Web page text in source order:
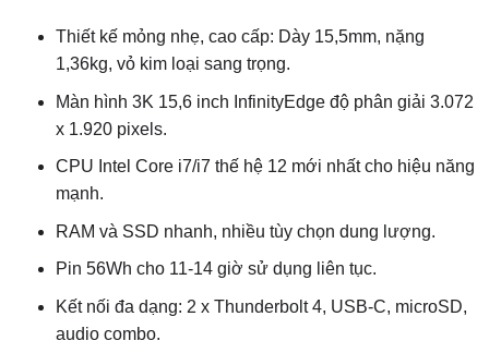
Thiết kế mỏng nhẹ, cao cấp: Dày 15,5mm, nặng
1,36kg, vỏ kim loại sang trọng.
Màn hình 3K 15,6 inch InfinityEdge độ phân giải 3.072
x 1.920 pixels.
CPU Intel Core i7/i7 thế hệ 12 mới nhất cho hiệu năng
mạnh.
RAM và SSD nhanh, nhiều tùy chọn dung lượng.
Pin 56Wh cho 11-14 giờ sử dụng liên tục.
Kết nối đa dạng: 2 x Thunderbolt 4, USB-C, microSD,
audio combo.